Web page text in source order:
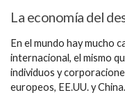
La economía del
En el mundo hay mucho
internacional, el mismo
individuos y
europeos, EE.UU. y China.